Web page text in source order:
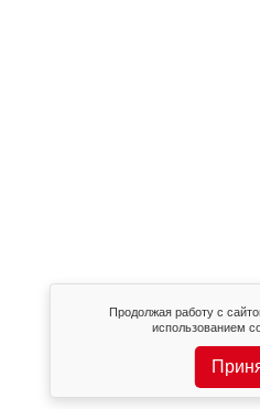
Продолжая работу с
использованием